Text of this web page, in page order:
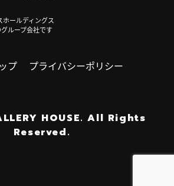
ホールディングス
ループ会社です
プ プライバシーポリシー
HOUSE. All Rights
Reserved.